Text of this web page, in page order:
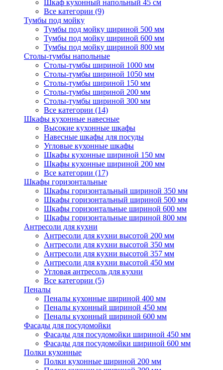
Шкаф кухонный напольный 45 см
Все категории (9)
Тумбы под мойку
Тумбы под мойку шириной 500 мм
Тумбы под мойку шириной 600 мм
Тумбы под мойку шириной 800 мм
Столы-тумбы напольные
Столы-тумбы шириной 1000 мм
Столы-тумбы шириной 1050 мм
Столы-тумбы шириной 150 мм
Столы-тумбы шириной 200 мм
Столы-тумбы шириной 300 мм
Все категории (14)
Шкафы кухонные навесные
Высокие кухонные шкафы
Навесные шкафы для посуды
Угловые кухонные шкафы
Шкафы кухонные шириной 150 мм
Шкафы кухонные шириной 200 мм
Все категории (17)
Шкафы горизонтальные
Шкафы горизонтальный шириной 350 мм
Шкафы горизонтальный шириной 500 мм
Шкафы горизонтальные шириной 600 мм
Шкафы горизонтальные шириной 800 мм
Антресоли для кухни
Антресоли для кухни высотой 200 мм
Антресоли для кухни высотой 350 мм
Антресоли для кухни высотой 357 мм
Антресоли для кухни высотой 450 мм
Угловая антресоль для кухни
Все категории (5)
Пеналы
Пеналы кухонные шириной 400 мм
Пеналы кухонный шириной 450 мм
Пеналы кухонный шириной 600 мм
Фасады для посудомойки
Фасады для посудомойки шириной 450 мм
Фасады для посудомойки шириной 600 мм
Полки кухонные
Полки кухонные шириной 200 мм